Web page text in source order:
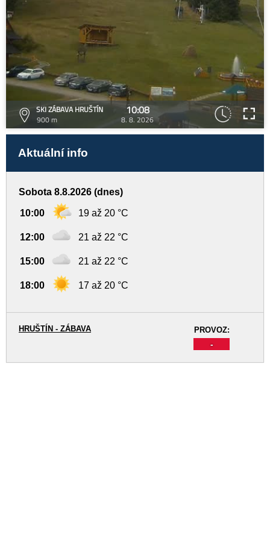
SKI ZÁBAVA HRUŠTÍN
900 m
10:08
8. 8. 2026
Aktuální info
Sobota 8.8.2026 (dnes)
10:00 19 až 20 °C
12:00 21 až 22 °C
15:00 21 až 22 °C
18:00 17 až 20 °C
PROVOZ:
-
HRUŠTÍN - ZÁBAVA